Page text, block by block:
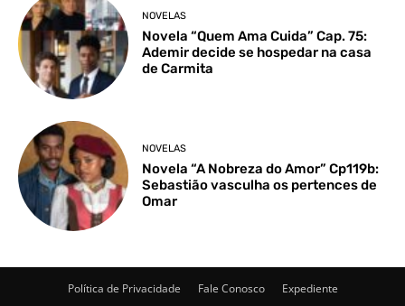
NOVELAS
Novela “Quem Ama Cuida” Cap. 75:
Ademir decide se hospedar na casa
de Carmita
NOVELAS
Novela “A Nobreza do Amor” Cp119b:
Sebastião vasculha os pertences de
Omar
Política de Privacidade Fale Conosco Expediente